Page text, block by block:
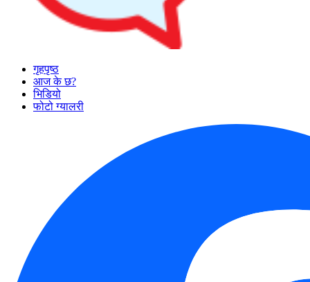
गृहपृष्ठ
आज के छ?
भिडियो
फोटो ग्यालरी